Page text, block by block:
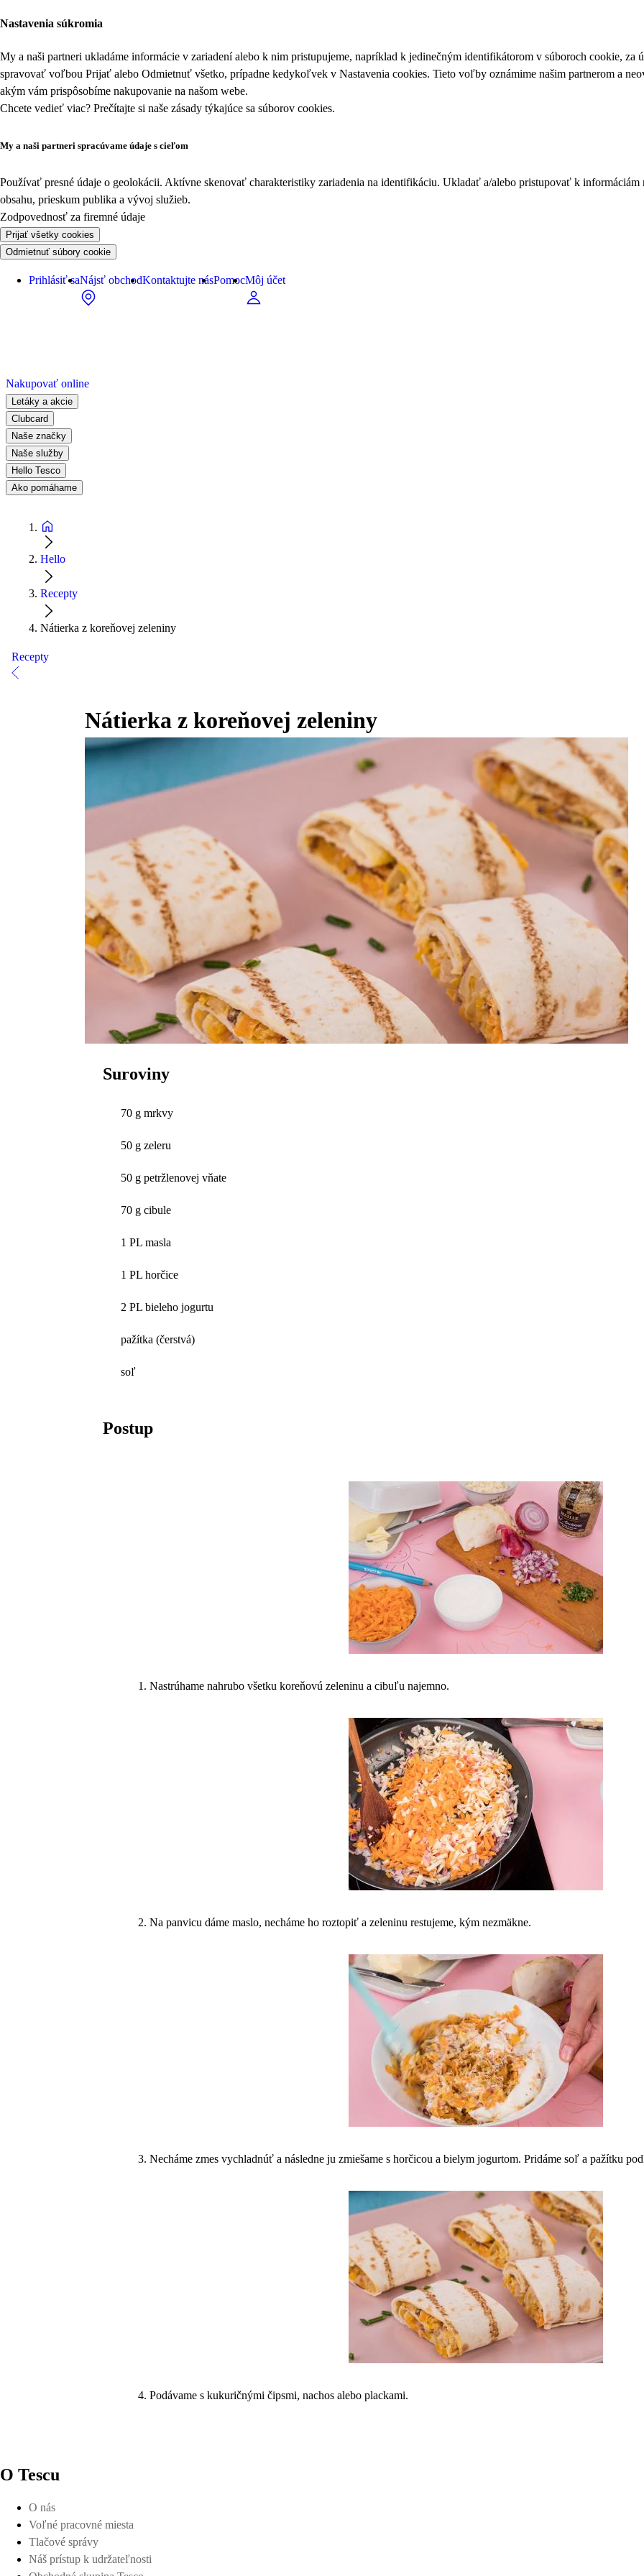
Nastavenia súkromia
My a naši partneri ukladáme informácie v zariadení alebo k nim pristupujeme, napríklad k jedinečným identifikátorom v súboroch cookie, za
spravovať voľbou Prijať alebo Odmietnuť všetko, prípadne kedykoľvek v Nastavenia cookies. Tieto voľby oznámime našim partnerom a
akým vám prispôsobíme nakupovanie na našom webe.
Chcete vedieť viac? Prečítajte si naše zásady týkajúce sa súborov cookies.
My a naši partneri spracúvame údaje s cieľom
Používať presné údaje o geolokácii. Aktívne skenovať charakteristiky zariadenia na identifikáciu. Ukladať a/alebo pristupovať k informáciám
obsahu, prieskum publika a vývoj služieb.
Zodpovednosť za firemné údaje
Prijať všetky cookies
Odmietnuť súbory cookie
Prihlásiť saNájsť obchodKontaktujte násPomocMôj účet
Nakupovať online
Letáky a akcie
Clubcard
Naše značky
Naše služby
Hello Tesco
Ako pomáhame
Hello
Recepty
Nátierka z koreňovej zeleniny
Recepty
Nátierka z koreňovej zeleniny
Suroviny
70 g mrkvy
50 g zeleru
50 g petržlenovej vňate
70 g cibule
1 PL masla
1 PL horčice
2 PL bieleho jogurtu
pažítka (čerstvá)
soľ
Postup
Nastrúhame nahrubo všetku koreňovú zeleninu a cibuľu najemno.
Na panvicu dáme maslo, necháme ho roztopiť a zeleninu restujeme, kým nezmäkne.
Necháme zmes vychladnúť a následne ju zmiešame s horčicou a bielym jogurtom. Pridáme soľ a pažítku
Podávame s kukuričnými čipsmi, nachos alebo plackami.
O Tescu
O nás
Voľné pracovné miesta
Tlačové správy
Náš prístup k udržateľnosti